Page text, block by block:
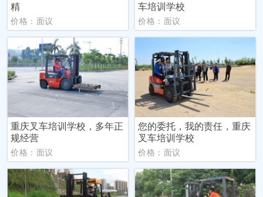
精
价格：面议
车培训学校
价格：面议
重庆叉车培训学校，多年正
规经营
价格：面议
您的委托，我的责任，重庆
叉车培训学校
价格：面议